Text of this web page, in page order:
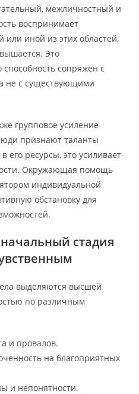
межличностный и
воспринимает
или иной из этих областей,
Это
способность сопряжен с
не с существующими
групповое усиление
признают таланты
его ресурсы, это усиливает
Окружающая помощь
индивидуальной
обстановку для
стадия
выделяются высшей
по различным
и провалов.
на благоприятных
и непонятности.